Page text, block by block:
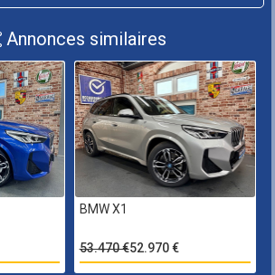
Annonces similaires
BMW X1
53.470 €52.970 €